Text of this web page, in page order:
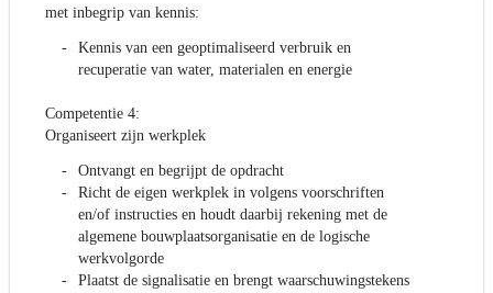
met inbegrip van kennis:
Kennis van een geoptimaliseerd verbruik en
recuperatie van water, materialen en energie
Competentie 4:
Organiseert zijn werkplek
Ontvangt en begrijpt de opdracht
Richt de eigen werkplek in volgens voorschriften
en/of instructies en houdt daarbij rekening met de
algemene bouwplaatsorganisatie en de logische
werkvolgorde
Plaatst de signalisatie en brengt waarschuwingstekens